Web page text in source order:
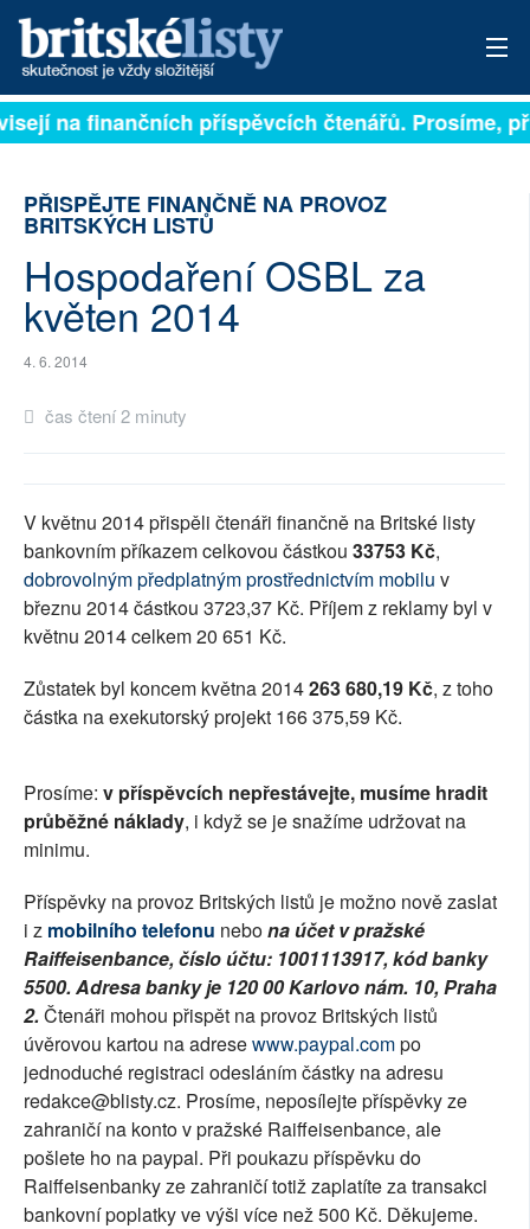
PŘIHLÁSIT
ARCHIV
ROZHOVORY
SOCIÁLNÍ SÍTĚ
RUBRIKY
na finančních příspěvcích čtenářů. Prosíme,
PŘISPĚJTE FINANČNĚ NA PROVOZ
BRITSKÝCH LISTŮ
Hospodaření OSBL za
květen 2014
4. 6. 2014
čas čtení 2 minuty
V květnu 2014 přispěli čtenáři finančně na Britské listy
bankovním příkazem celkovou částkou 33753 Kč,
dobrovolným předplatným prostřednictvím mobilu v
březnu 2014 částkou 3723,37 Kč. Příjem z reklamy byl v
květnu 2014 celkem 20 651 Kč.
Zůstatek byl koncem května 2014263 680,19 Kč, z toho
částka na exekutorský projekt 166 375,59 Kč.
Prosíme: v příspěvcích nepřestávejte, musíme hradit
průběžné náklady, i když se je snažíme udržovat na
minimu.
Příspěvky na provoz Britských listů je možno nově zaslat
i z mobilního telefonu nebona účet v pražské
Raiffeisenbance, číslo účtu: 1001113917, kód banky
5500. Adresa banky je 120 00 Karlovo nám. 10, Praha
2. Čtenáři mohou přispět na provoz Britských listů
úvěrovou kartou na adresewww.paypal.compo
jednoduché registraci odesláním částky na adresu
redakce@blisty.cz. Prosíme, neposílejte příspěvky ze
zahraničí na konto v pražské Raiffeisenbance, ale
pošlete ho na paypal. Při poukazu příspěvku do
Raiffeisenbanky ze zahraničí totiž zaplatíte za transakci
bankovní poplatky ve výši více než 500 Kč. Děkujeme.